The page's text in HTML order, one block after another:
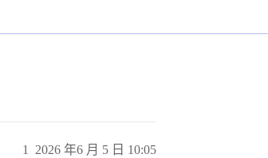
2026 年6 月 5 日 10:05
1